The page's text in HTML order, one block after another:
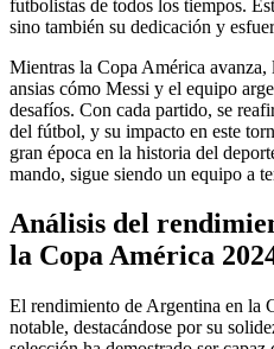
futbolistas de todos los tiempos.
sino también su dedicación y
Mientras la Copa América avanza,
ansias cómo Messi y el equipo
desafíos. Con cada partido, se
del fútbol, y su impacto en este
gran época en la historia del
mando, sigue siendo un equipo a
Análisis del
la Copa América
El rendimiento de Argentina en la
notable, destacándose por su